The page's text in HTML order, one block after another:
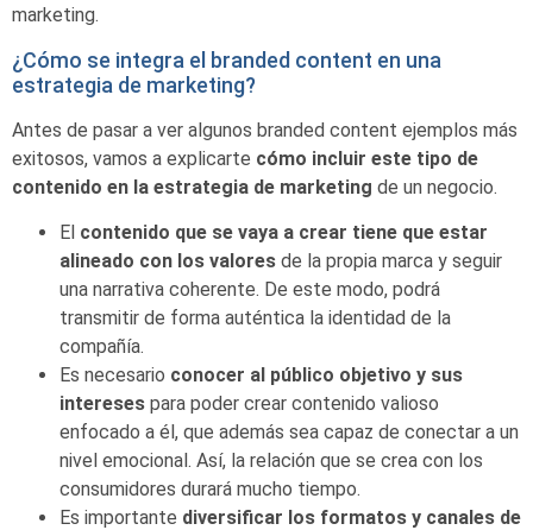
marketing.
¿Cómo se integra el branded content en una
estrategia de marketing?
Antes de pasar a ver algunos branded content ejemplos más
exitosos, vamos a explicarte cómo incluir este tipo de
contenido en la estrategia de marketing de un negocio.
El contenido que se vaya a crear tiene que estar
alineado con los valores de la propia marca y seguir
una narrativa coherente. De este modo, podrá
transmitir de forma auténtica la identidad de la
compañía.
Es necesario conocer al público objetivo y sus
intereses para poder crear contenido valioso
enfocado a él, que además sea capaz de conectar a un
nivel emocional. Así, la relación que se crea con los
consumidores durará mucho tiempo.
Es importante diversificar los formatos y canales de